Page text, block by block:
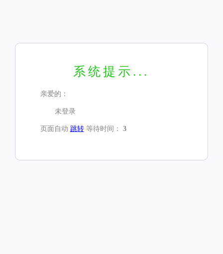
系统提示...
亲爱的：
未登录
页面自动 跳转等待时间： 3